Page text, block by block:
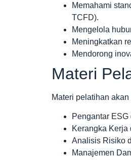
Memahami
TCFD).
Mengelola
Meningkatkan
Mendorong
Materi
Materi pelatihan
Pengantar
Kerangka Kerja
Analisis Risiko
Manajemen